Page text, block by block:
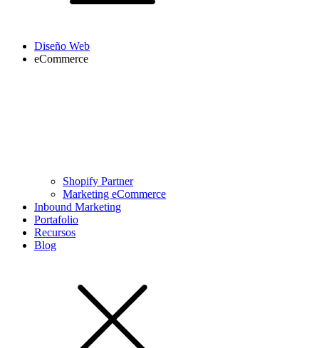
Diseño Web
eCommerce
Shopify Partner
Marketing eCommerce
Inbound Marketing
Portafolio
Recursos
Blog